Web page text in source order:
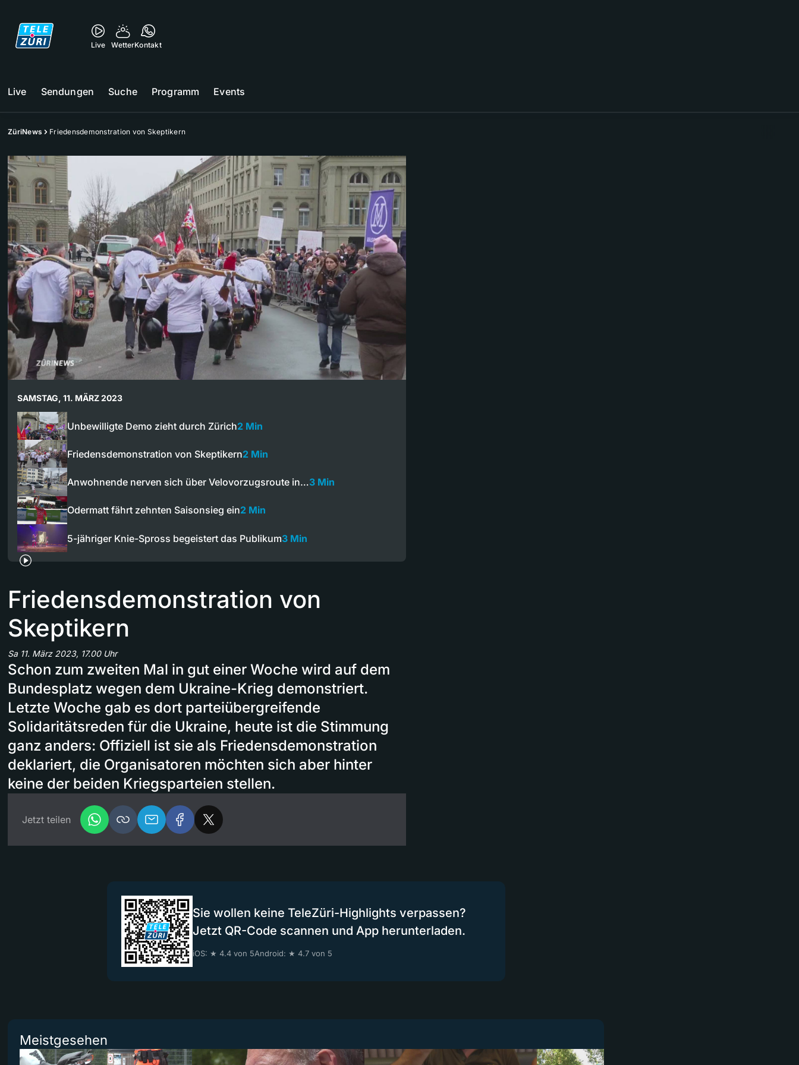
Live WetterKontakt
Live Sendungen Suche Programm Events
ZüriNews Friedensdemonstration von Skeptikern
SAMSTAG, 11. MÄRZ 2023
Unbewilligte Demo zieht durch Zürich2 Min
Friedensdemonstration von Skeptikern2 Min
Anwohnende nerven sich über Velovorzugsroute in…3 Min
Odermatt fährt zehnten Saisonsieg ein2 Min
5-jähriger Knie-Spross begeistert das Publikum3 Min
Friedensdemonstration von
Skeptikern
Sa 11. März 2023, 17.00 Uhr
Schon zum zweiten Mal in gut einer Woche wird auf dem
Bundesplatz wegen dem Ukraine-Krieg demonstriert.
Letzte Woche gab es dort parteiübergreifende
Solidaritätsreden für die Ukraine, heute ist die Stimmung
ganz anders: Offiziell ist sie als Friedensdemonstration
deklariert, die Organisatoren möchten sich aber hinter
keine der beiden Kriegsparteien stellen.
Jetzt teilen
Sie wollen keine TeleZüri-Highlights verpassen?
Jetzt QR-Code scannen und App herunterladen.
iOS: ★ 4.4 von 5Android: ★ 4.7 von 5
Meistgesehen